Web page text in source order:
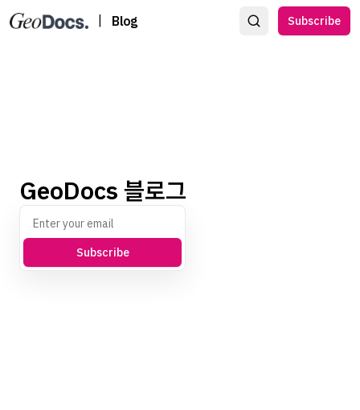
Blog Subscribe
GeoDocs 블로그
Subscribe